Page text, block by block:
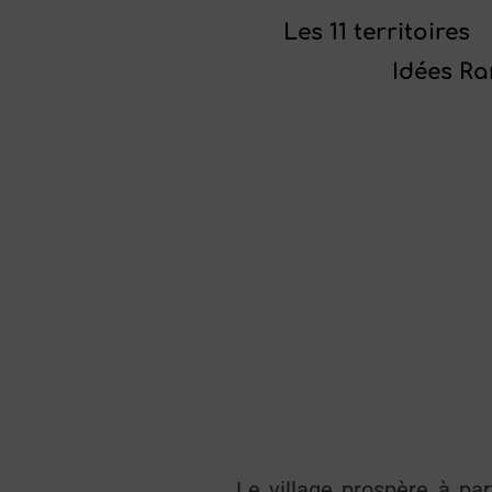
Les 11 territoires
Idées